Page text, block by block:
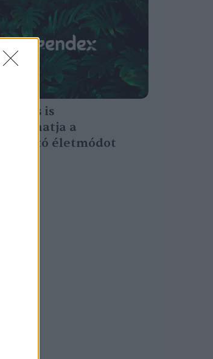
is
a
életmódot
Szemle